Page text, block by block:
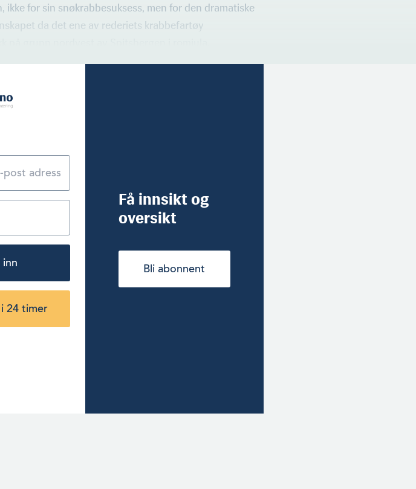
ikke for sin snøkrabbesuksess, men for den dramatiske
da det ene av rederiets krabbefartøy
inn
24 timer
Få innsikt og
oversikt
Bli abonnent